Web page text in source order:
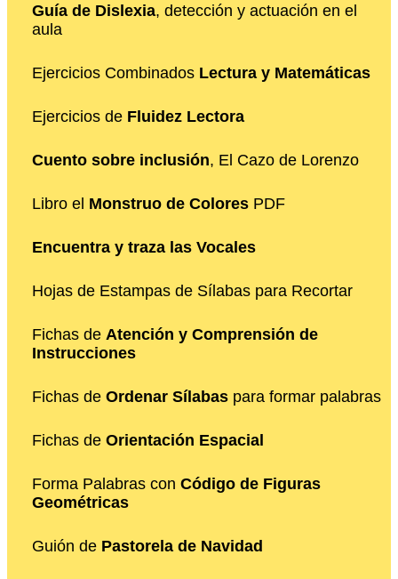
Guía de Dislexia, detección y actuación en el
aula
Ejercicios Combinados Lectura y Matemáticas
Ejercicios de Fluidez Lectora
Cuento sobre inclusión, El Cazo de Lorenzo
Libro el Monstruo de Colores PDF
Encuentra y traza las Vocales
Hojas de Estampas de Sílabas para Recortar
Fichas de Atención y Comprensión de
Instrucciones
Fichas de Ordenar Sílabas para formar palabras
Fichas de Orientación Espacial
Forma Palabras con Código de Figuras
Geométricas
Guión de Pastorela de Navidad